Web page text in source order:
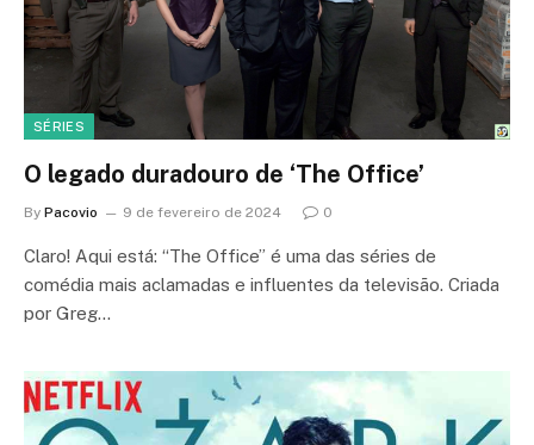
SÉRIES
O legado duradouro de ‘The Office’
By Pacovio 9 de fevereiro de 2024 0
Claro! Aqui está: “The Office” é uma das séries de
comédia mais aclamadas e influentes da televisão. Criada
por Greg…